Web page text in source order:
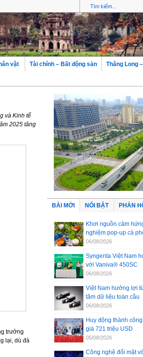
đô ngàn năm văn hiến
vật Tài chính – Bất động sản Thăng Long
và Kinh tế
2025 tăng
trưởng
lại, dù đà
BÀI MỚI NỔI BẬT PHẢN
Khơi nguồn cảm
nghiệm pop-up cà
06/08/2026
Syngenta Việt Nam
với Vaniva® 450SC
06/08/2026
Việt Nam hưởng lợi
tâm dữ liệu toàn cầu
06/08/2026
Huy động thành
giá 721 triệu USD
05/08/2026
Công nghệ đối mặt